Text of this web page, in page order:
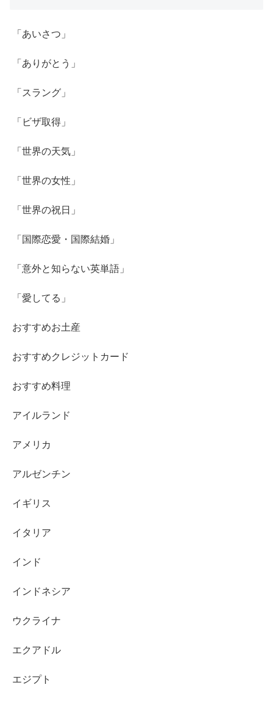
「あいさつ」
「ありがとう」
「スラング」
「ビザ取得」
「世界の天気」
「世界の女性」
「世界の祝日」
「国際恋愛・国際結婚」
「意外と知らない英単語」
「愛してる」
おすすめお土産
おすすめクレジットカード
おすすめ料理
アイルランド
アメリカ
アルゼンチン
イギリス
イタリア
インド
インドネシア
ウクライナ
エクアドル
エジプト